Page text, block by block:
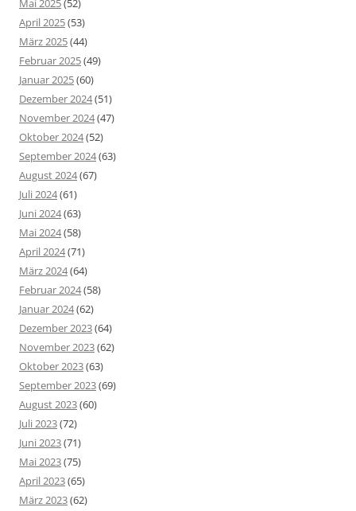
Mai 2025(52)
April 2025(53)
März 2025(44)
Februar 2025(49)
Januar 2025(60)
Dezember 2024(51)
November 2024(47)
Oktober 2024(52)
September 2024(63)
August 2024(67)
Juli 2024(61)
Juni 2024(63)
Mai 2024(58)
April 2024(71)
März 2024(64)
Februar 2024(58)
Januar 2024(62)
Dezember 2023(64)
November 2023(62)
Oktober 2023(63)
September 2023(69)
August 2023(60)
Juli 2023(72)
Juni 2023(71)
Mai 2023(75)
April 2023(65)
März 2023(62)